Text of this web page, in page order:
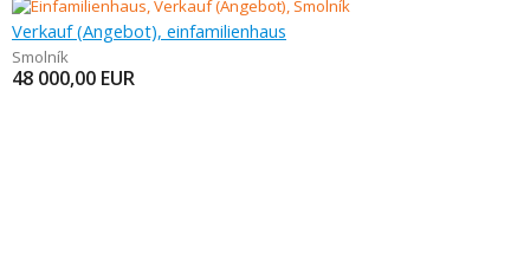
Verkauf (Angebot), einfamilienhaus
Smolník
48 000,00 EUR